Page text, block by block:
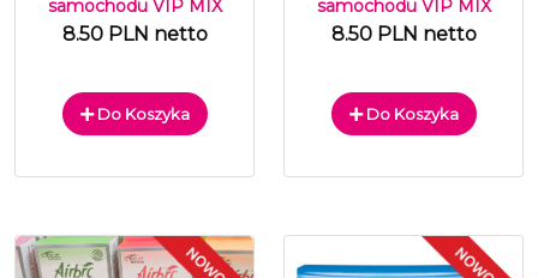
samochodu VIP MIX
8.50 PLN netto
Do Koszyka
samochodu VIP MIX
8.50 PLN netto
Do Koszyka